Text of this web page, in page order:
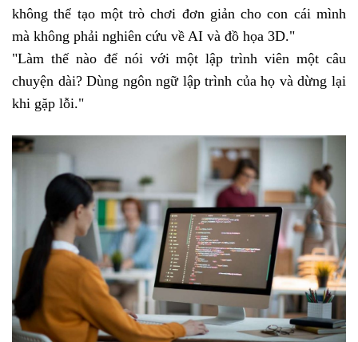
không thể tạo một trò chơi đơn giản cho con cái mình
mà không phải nghiên cứu về AI và đồ họa 3D."
"Làm thế nào để nói với một lập trình viên một câu
chuyện dài? Dùng ngôn ngữ lập trình của họ và dừng lại
khi gặp lỗi."